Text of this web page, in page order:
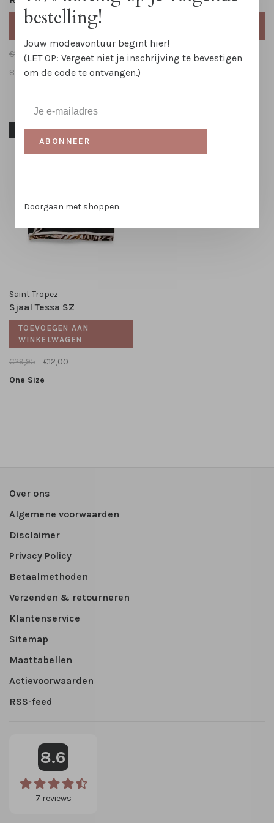
TOEVOEGEN AAN
€14,95
€10,50
85
90 95
€14,95
€10,50
-60%
Saint Tropez
Sjaal Tessa SZ
TOEVOEGEN AAN
WINKELWAGEN
€29,95
€12,00
One Size
Over ons
Algemene voorwaarden
Disclaimer
Privacy Policy
Betaalmethoden
Verzenden & retourneren
Klantenservice
Sitemap
Maattabellen
Actievoorwaarden
RSS-feed
8.6
7 reviews
bestelling!
Jouw modeavontuur begint hier!
(LET OP: Vergeet niet je inschrijving te bevestigen
om de code te ontvangen.)
ABONNEER
Doorgaan met shoppen.